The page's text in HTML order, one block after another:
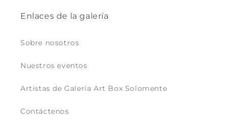
Enlaces de la galería
Sobre nosotros
Nuestros eventos
Artistas de Galería Art Box Solomente
Contáctenos